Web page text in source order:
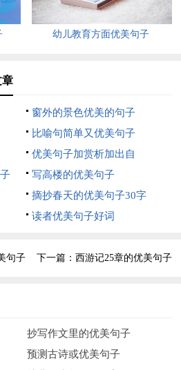
落花真的好美好美。
别，临别时，我们说好了不回头，
望的身影时，我的感觉是痛并幸福
时空里永远地定了格。现在想来，
见证，那点点滴滴的泪珠已化为我为
，荷花瓣上仿佛被一位画家几笔点
吟吟的脸上布满了汗珠，手拿像机
的茎，只见那嫩黄色未成熟的小莲
丽的季节现出娇容，因为这是她的
她，云朵多了娇柔。
。
幼儿教育方面优美句子
章
窗外的景色优美的句子
比喻句简单又优美句子
优美句子加赏析加出自
写高楼的优美句子
摘抄春天的优美句子30字
读者优美句子好词
句子 下一篇： 西游记25章的优美句子
抄写作文里的优美句子
预测古诗或优美句子